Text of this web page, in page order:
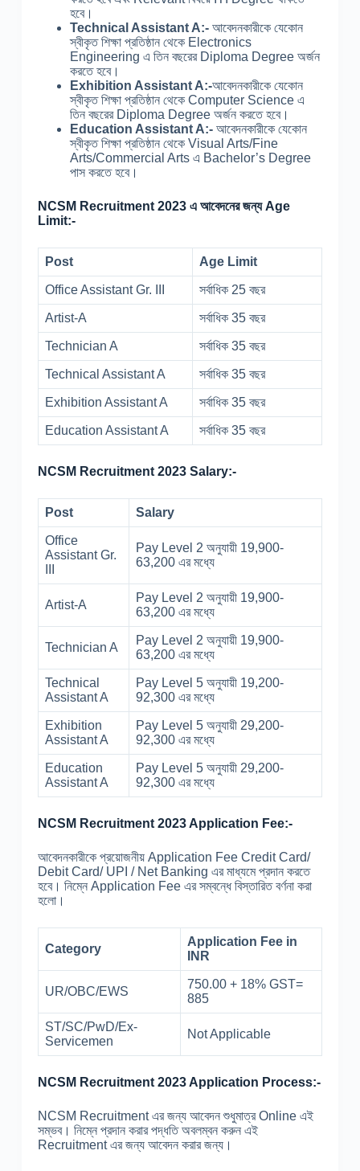
হবে।
Technical Assistant A:-আবেদনকারীকে যেকোন
স্বীকৃত শিক্ষা প্রতিষ্ঠান থেকে Electronics
Engineering এ তিন বছরের Diploma Degree অর্জন
করতে হবে।
Exhibition Assistant A:-আবেদনকারীকে যেকোন
স্বীকৃত শিক্ষা প্রতিষ্ঠান থেকে Computer Science এ
তিন বছরের Diploma Degree অর্জন করতে হবে।
Education Assistant A:- আবেদনকারীকে যেকোন
স্বীকৃত শিক্ষা প্রতিষ্ঠান থেকে Visual Arts/Fine
Arts/Commercial Arts এ Bachelor’s Degree
পাস করতে হবে।
NCSM Recruitment 2023 এ আবেদনের জন্য Age
Limit:-
Post Age Limit
Office Assistant Gr. III সর্বাধিক 25 বছর
Artist-A সর্বাধিক 35 বছর
Technician A সর্বাধিক 35 বছর
Technical Assistant A সর্বাধিক 35 বছর
Exhibition Assistant A সর্বাধিক 35 বছর
Education Assistant A সর্বাধিক 35 বছর
NCSM Recruitment 2023 Salary:-
Post Salary
Office
Assistant Gr.
Pay Level 2 অনুযায়ী 19,900-
63,200 এর মধ্যে
Artist-A
Pay Level 2 অনুযায়ী 19,900-
63,200 এর মধ্যে
Technician A
Pay Level 2 অনুযায়ী 19,900-
63,200 এর মধ্যে
Technical
Assistant A
Pay Level 5 অনুযায়ী 19,200-
92,300 এর মধ্যে
Exhibition
Assistant A
Pay Level 5 অনুযায়ী 29,200-
92,300 এর মধ্যে
Education
Assistant A
Pay Level 5 অনুযায়ী 29,200-
92,300 এর মধ্যে
NCSM Recruitment 2023 Application Fee:-
আবেদনকারীকে প্রয়োজনীয় Application Fee Credit Card/
Debit Card/ UPI / Net Banking এর মাধ্যমে প্রদান করতে
হবে। নিম্নে Application Fee এর সম্বন্ধে বিস্তারিত বর্ণনা করা
হলো।
Category
Application Fee in
INR
UR/OBC/EWS
750.00 + 18% GST=
885
ST/SC/PwD/Ex-
Servicemen
Not Applicable
NCSM Recruitment 2023 Application Process:-
NCSM Recruitment এর জন্য আবেদন শুধুমাত্র Online এই
সম্ভব। নিম্নে প্রদান করার পদ্ধতি অবলম্বন করুন এই
Recruitment এর জন্য আবেদন করার জন্য।